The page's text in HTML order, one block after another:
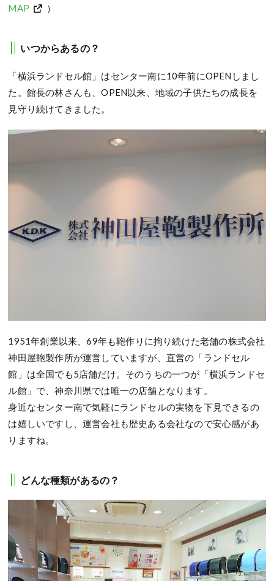
MAP
）
いつからあるの？
「横浜ランドセル館」はセンター南に10年前にOPENしまし
た。館長の林さんも、OPEN以来、地域の子供たちの成長を
見守り続けてきました。
1951年創業以来、69年も鞄作りに拘り続けた老舗の株式会社
神田屋鞄製作所が運営していますが、直営の「ランドセル
館」は全国でも5店舗だけ。そのうちの一つが「横浜ランドセ
ル館」で、神奈川県では唯一の店舗となります。
身近なセンター南で気軽にランドセルの実物を下見できるの
は嬉しいですし、運営会社も歴史ある会社なので安心感があ
りますね。
どんな種類があるの？